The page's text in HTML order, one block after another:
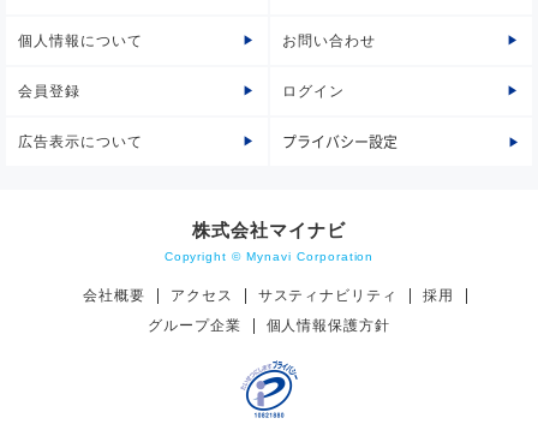
個人情報について お問い合わせ
会員登録 ログイン
広告表示について プライバシー設定
株式会社マイナビ
Copyright © Mynavi Corporation
会社概要 アクセス サスティナビリティ
採用
グループ企業
個人情報保護方針